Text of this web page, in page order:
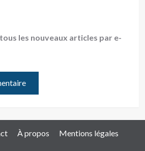
les nouveaux articles par e-
À propos Mentions légales